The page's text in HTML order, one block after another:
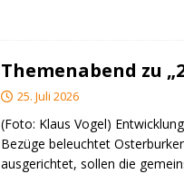
Themenabend zu
25. Juli 2026
(Foto: Klaus Vogel)
Bezüge beleuchtet
ausgerichtet, sollen die